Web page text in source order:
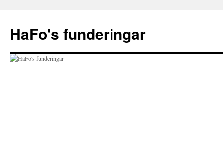
innehåll
HaFo's funderingar